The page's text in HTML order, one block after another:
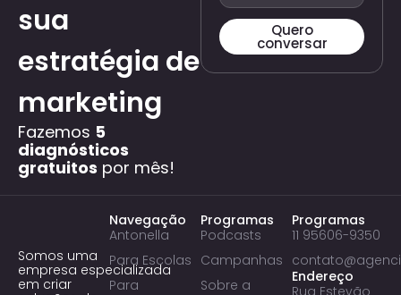
sua
estratégia de
marketing
Fazemos 5
diagnósticos
gratuitos por mês!
Quero
conversar
Somos uma
empresa especializada
em criar
Navegação
Antonella
Para Escolas
Para
Programas
Podcasts
Campanhas
Sobre a
Programas
11 95606-9350
Endereço